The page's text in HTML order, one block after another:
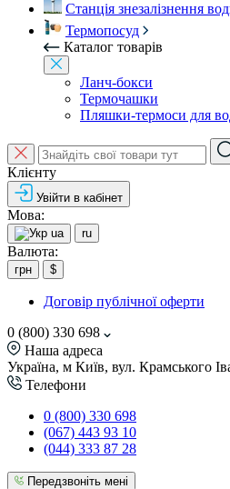
Станція знезалізнення
Термопосуд
Каталог товарів
Ланч-бокси
Термочашки
Пляшки-термоси для
Клієнту
Увійти в кабінет
Мова:
ua ru
Валюта:
грн $
Договір публічної оферти
0 (800) 330 698
Наша адреса
Україна, м Київ, вул. Крамського
Телефони
0 (800) 330 698
(067) 443 93 10
(044) 333 87 28
Передзвоніть мені